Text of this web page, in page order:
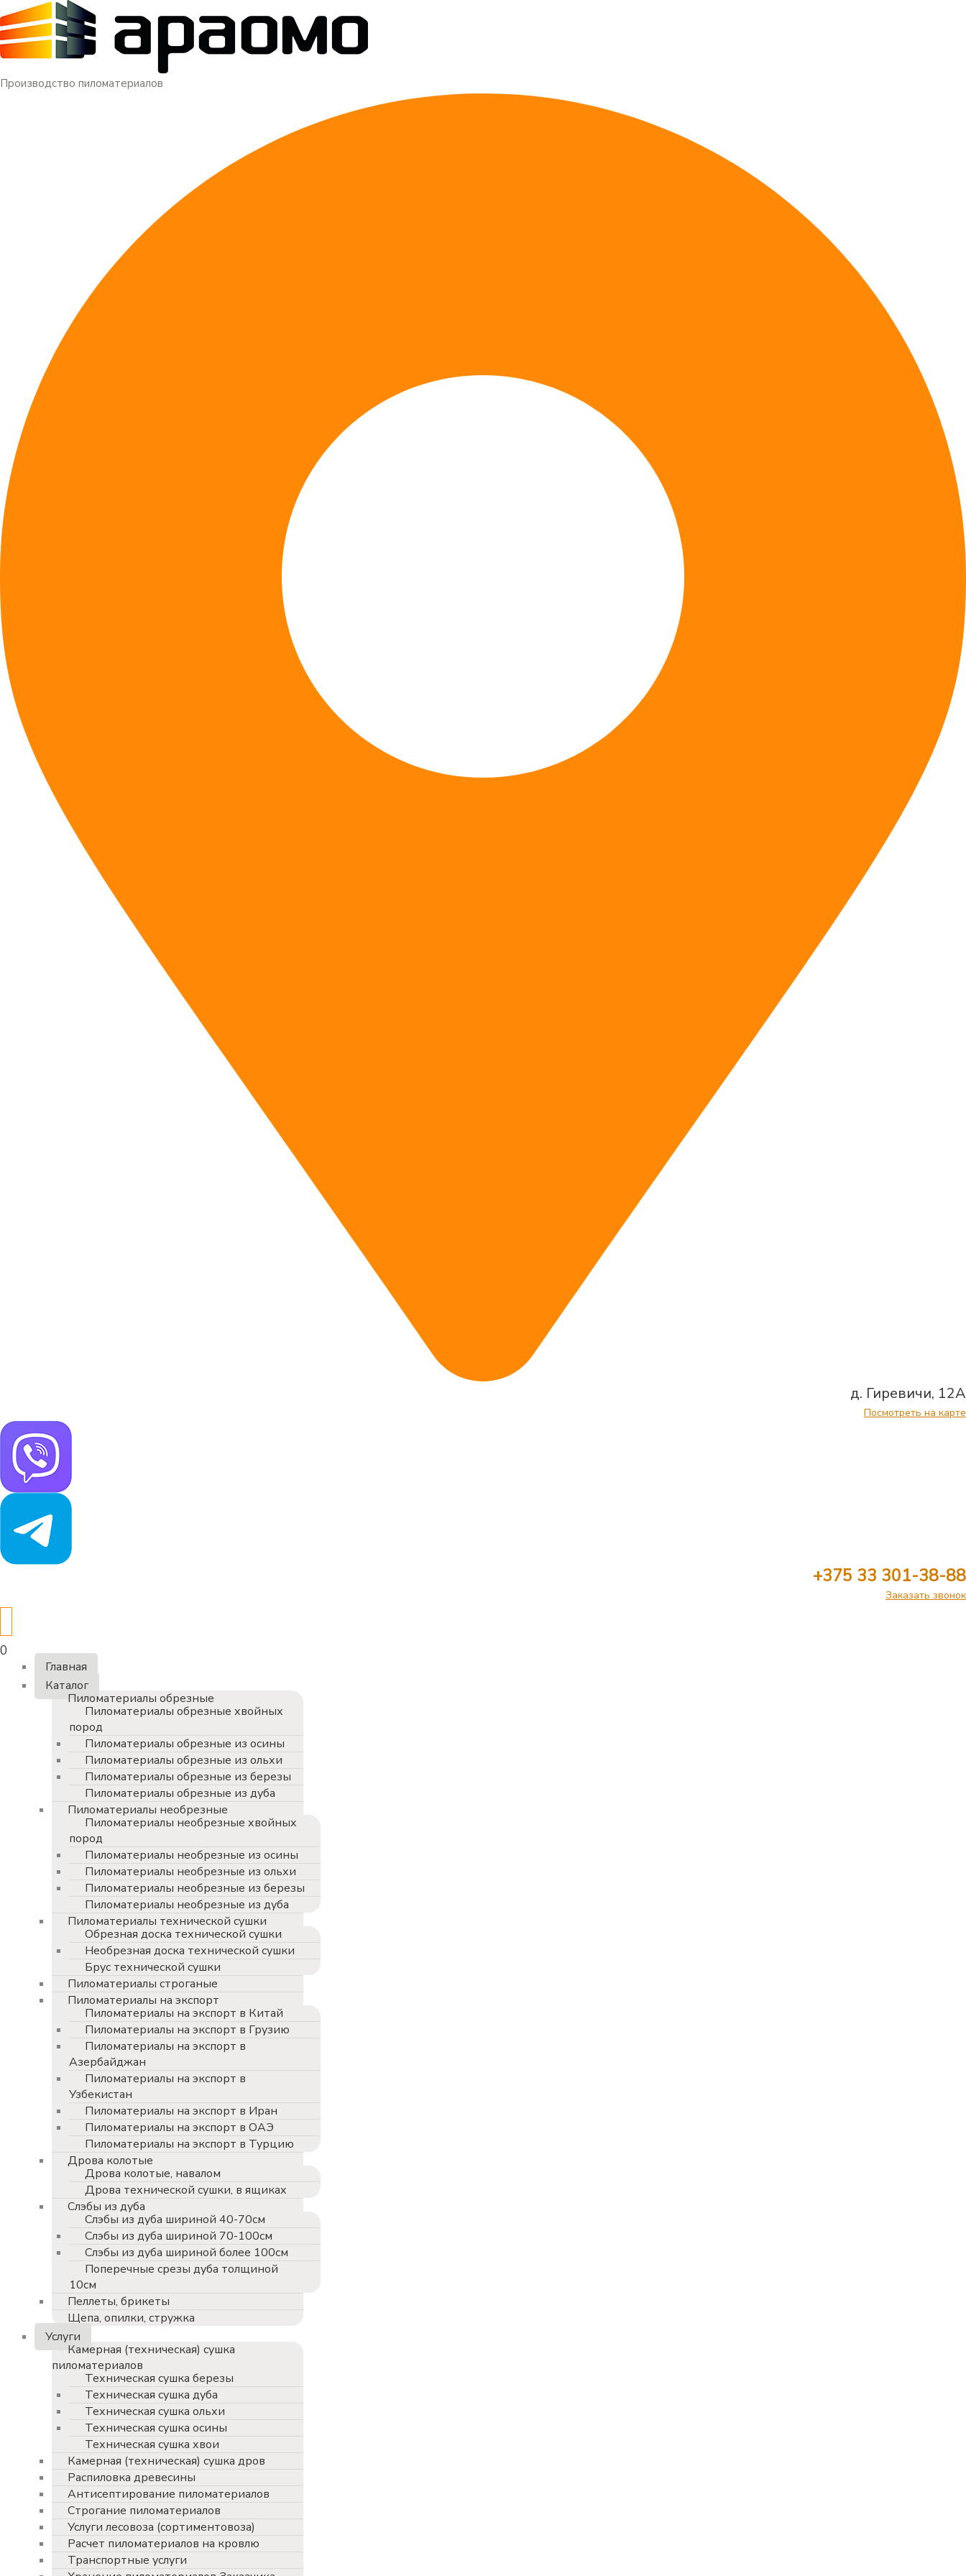
Производство пиломатериалов
д. Гиревичи, 12А
Посмотреть на карте
+375 33 301-38-88
Заказать звонок
0
Меню
Главная
Каталог
Пиломатериалы обрезные
Пиломатериалы обрезные хвойных
пород
Пиломатериалы обрезные из осины
Пиломатериалы обрезные из ольхи
Пиломатериалы обрезные из березы
Пиломатериалы обрезные из дуба
Пиломатериалы необрезные
Пиломатериалы необрезные хвойных
пород
Пиломатериалы необрезные из осины
Пиломатериалы необрезные из ольхи
Пиломатериалы необрезные из березы
Пиломатериалы необрезные из дуба
Пиломатериалы технической сушки
Обрезная доска технической сушки
Необрезная доска технической сушки
Брус технической сушки
Пиломатериалы строганые
Пиломатериалы на экспорт
Пиломатериалы на экспорт в Китай
Пиломатериалы на экспорт в Грузию
Пиломатериалы на экспорт в
Азербайджан
Пиломатериалы на экспорт в
Узбекистан
Пиломатериалы на экспорт в Иран
Пиломатериалы на экспорт в ОАЭ
Пиломатериалы на экспорт в Турцию
Дрова колотые
Дрова колотые, навалом
Дрова технической сушки, в ящиках
Слэбы из дуба
Слэбы из дуба шириной 40-70см
Слэбы из дуба шириной 70-100см
Слэбы из дуба шириной более 100см
Поперечные срезы дуба толщиной
10см
Пеллеты, брикеты
Щепа, опилки, стружка
Услуги
Камерная (техническая) сушка
пиломатериалов
Техническая сушка березы
Техническая сушка дуба
Техническая сушка ольхи
Техническая сушка осины
Техническая сушка хвои
Камерная (техническая) сушка дров
Распиловка древесины
Антисептирование пиломатериалов
Строгание пиломатериалов
Услуги лесовоза (сортиментовоза)
Расчет пиломатериалов на кровлю
Транспортные услуги
Перейти
к
содержимому